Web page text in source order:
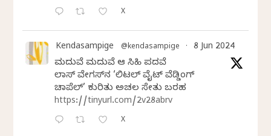
X
Kendasampige @kendasampige · 8 Jun 2024
ಮದುವೆ ಮದುವೆ ಆ ಸಿಹಿ ಪದವೆ
ಲಾಸ್‌ ವೇಗಸ್‌ನ ‘ಲಿಟಲ್ ವೈಟ್ ವೆಡ್ಡಿಂಗ್
ಚಾಪೆಲ್’ ಕುರಿತು ಅಚಲ ಸೇತು ಬರಹ
https://tinyurl.com/2v28abrv
X